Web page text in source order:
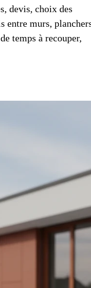
devis, choix des
entre murs,
temps à recouper,